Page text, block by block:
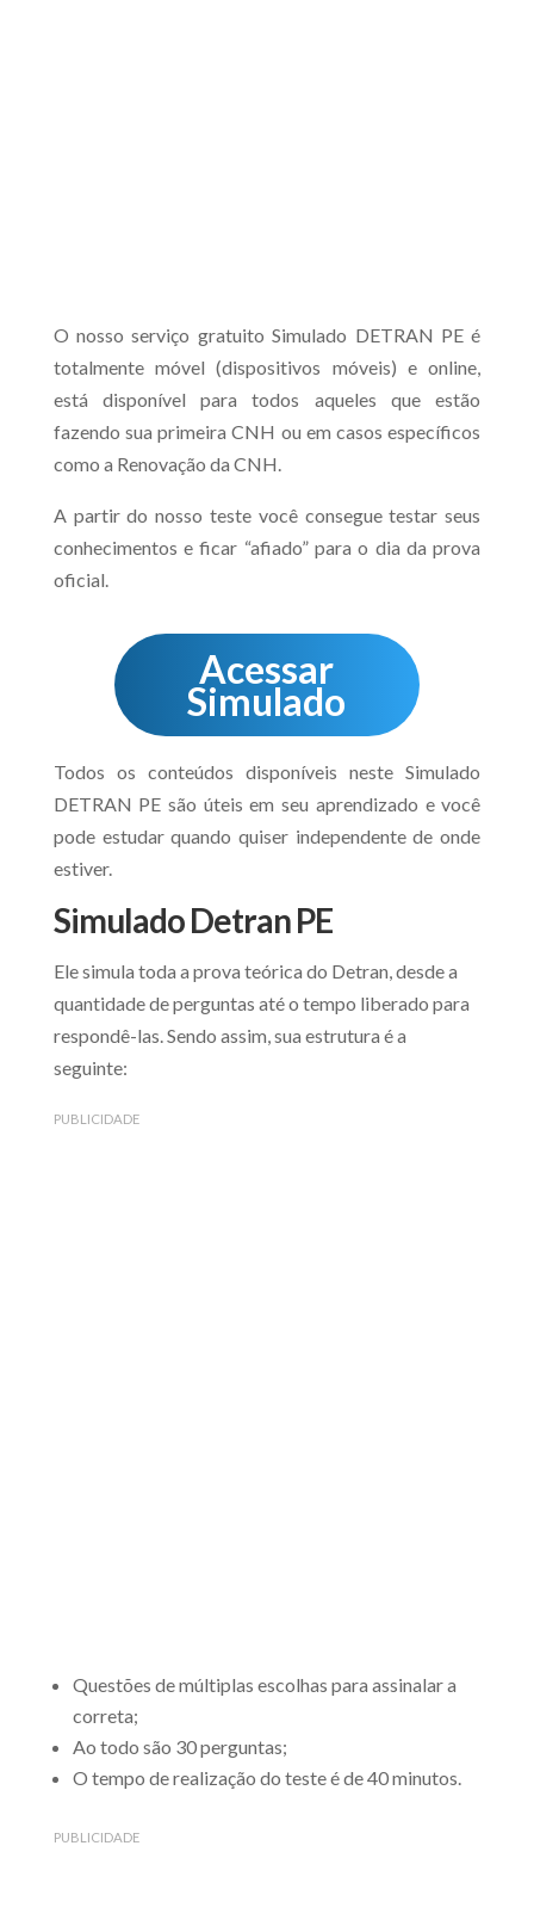
O nosso serviço gratuito Simulado DETRAN PE é
totalmente móvel (dispositivos móveis) e online,
está disponível para todos aqueles que estão
fazendo sua primeira CNH ou em casos específicos
como a Renovação da CNH.
A partir do nosso teste você consegue testar seus
conhecimentos e ficar “afiado” para o dia da prova
oficial.
Acessar
Simulado
Todos os conteúdos disponíveis neste Simulado
DETRAN PE são úteis em seu aprendizado e você
pode estudar quando quiser independente de onde
estiver.
Simulado Detran PE
Ele simula toda a prova teórica do Detran, desde a
quantidade de perguntas até o tempo liberado para
respondê-las. Sendo assim, sua estrutura é a
seguinte:
PUBLICIDADE
Questões de múltiplas escolhas para assinalar a
correta;
Ao todo são 30 perguntas;
O tempo de realização do teste é de 40 minutos.
PUBLICIDADE